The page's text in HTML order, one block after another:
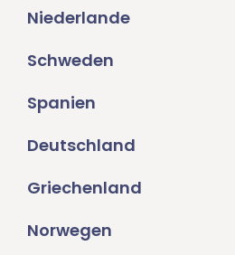
Niederlande
Schweden
Spanien
Deutschland
Griechenland
Norwegen